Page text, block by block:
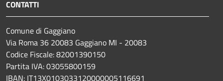
CONTATTI
Comune di Gaggiano
Via Roma 36 20083 Gaggiano MI - 20083
Codice Fiscale: 82001390150
Partita IVA: 03055800159
IBAN: IT13X0103033120000005116691